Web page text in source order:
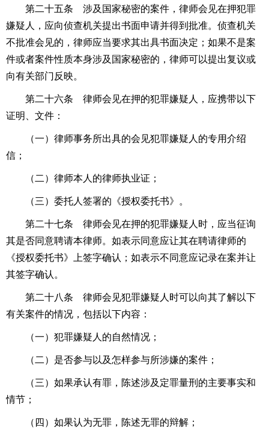
第二十五条 涉及国家秘密的案件，律师会见在押犯罪
嫌疑人，应向侦查机关提出书面申请并得到批准。侦查机关
不批准会见的，律师应当要求其出具书面决定；如果不是案
件或者案件性质本身涉及国家秘密的，律师可以提出复议或
向有关部门反映。
第二十六条 律师会见在押的犯罪嫌疑人，应携带以下
证明、文件：
（一）律师事务所出具的会见犯罪嫌疑人的专用介绍
信；
（二）律师本人的律师执业证；
（三）委托人签署的《授权委托书》。
第二十七条 律师会见在押的犯罪嫌疑人时，应当征询
其是否同意聘请本律师。如表示同意应让其在聘请律师的
《授权委托书》上签字确认；如表示不同意应记录在案并让
其签字确认。
第二十八条 律师会见犯罪嫌疑人时可以向其了解以下
有关案件的情况，包括以下内容：
（一）犯罪嫌疑人的自然情况；
（二）是否参与以及怎样参与所涉嫌的案件；
（三）如果承认有罪，陈述涉及定罪量刑的主要事实和
情节；
（四）如果认为无罪，陈述无罪的辩解；